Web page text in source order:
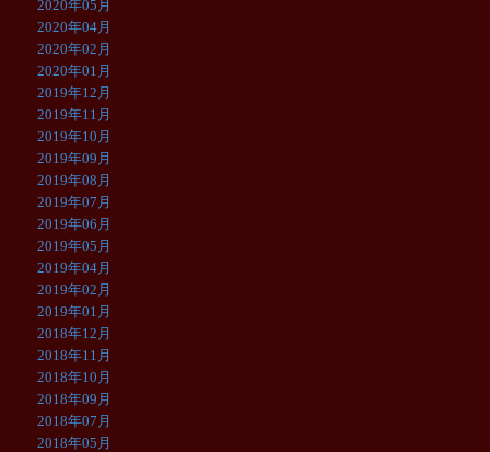
2020年05月
2020年04月
2020年02月
2020年01月
2019年12月
2019年11月
2019年10月
2019年09月
2019年08月
2019年07月
2019年06月
2019年05月
2019年04月
2019年02月
2019年01月
2018年12月
2018年11月
2018年10月
2018年09月
2018年07月
2018年05月